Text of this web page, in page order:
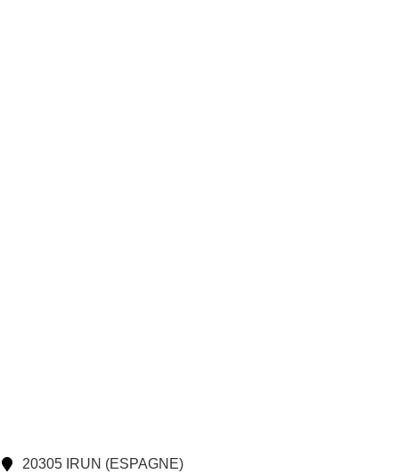
20305 IRUN (ESPAGNE)